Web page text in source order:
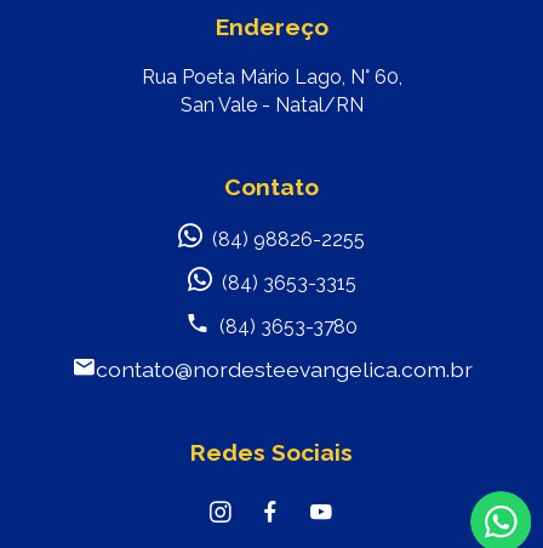
Endereço
Rua Poeta Mário Lago, N° 60,
San Vale - Natal/RN
Contato
(84) 98826-2255
(84) 3653-3315
(84) 3653-3780
contato@nordesteevangelica.com.br
Redes Sociais